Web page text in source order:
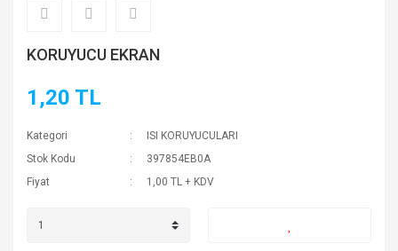
KORUYUCU EKRAN
1,20 TL
Kategori
ISI KORUYUCULARI
Stok Kodu
397854EB0A
Fiyat
1,00 TL + KDV